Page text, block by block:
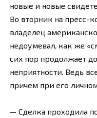
новые и новые
Во вторник на пресс-
владелец
недоумевал, как же
сих пор продолжает
неприятности. Ведь
причем при его
— Сделка проходила